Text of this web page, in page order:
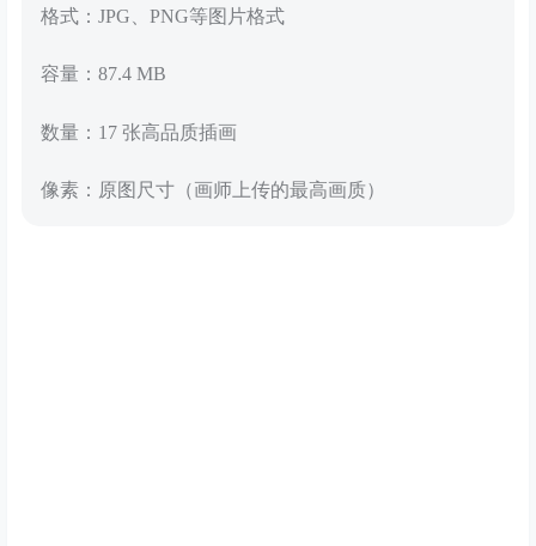
格式：JPG、PNG等图片格式
容量：87.4 MB
数量：17 张高品质插画
像素：原图尺寸（画师上传的最高画质）